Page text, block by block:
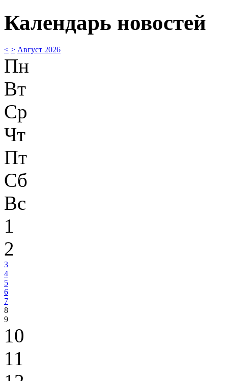
Календарь новостей
< > Август 2026
Пн
Вт
Ср
Чт
Пт
Сб
Вс
1
2
3
4
5
6
7
8
9
10
11